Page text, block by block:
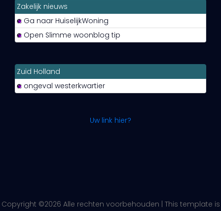
Zakelijk nieuws
Ga naar HuiselijkWoning
Open Slimme woonblog tip
Zuid Holland
ongeval westerkwartier
Uw link hier?
Copyright ©2026 Alle rechten voorbehouden | This template is